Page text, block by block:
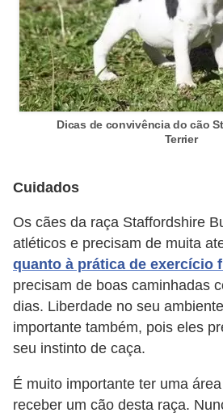
Dicas de convivência do cão
Terrier
Cuidados
Os cães da raça Staffordshire
atléticos e precisam de muita
quanto à prática de exercício
precisam de boas caminhadas
dias. Liberdade no seu
importante também, pois eles
seu instinto de caça.
É muito importante ter uma
receber um cão desta raça.
r
o
s
e
c
a
o
s
G
a
t
o
s
e